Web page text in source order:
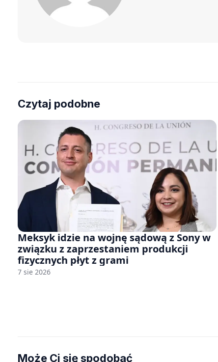
Czytaj podobne
Meksyk idzie na wojnę sądową z Sony w
związku z zaprzestaniem produkcji
fizycznych płyt z grami
7 sie 2026
Może Ci się spodobać